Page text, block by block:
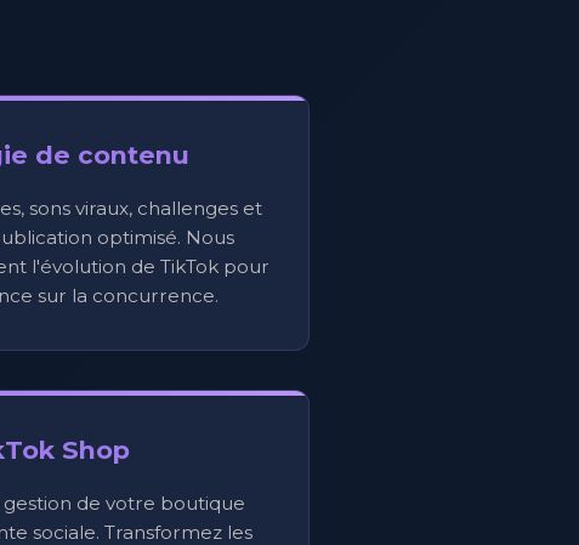
de contenu
sons viraux, challenges et
optimisé. Nous
l'évolution de TikTok pour
sur la concurrence.
Shop
de votre boutique
sociale. Transformez les